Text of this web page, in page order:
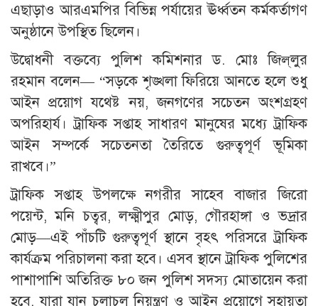
এছাড়াও আরএমপির বিভিন্ন পর্যায়ের ঊর্ধ্বতন কর্মকর্তাগণ
অনুষ্ঠানে উপস্থিত ছিলেন।
উদ্বোধনী বক্তব্যে পুলিশ কমিশনার ড. মোঃ জিল্‌লুর
রহমান বলেন— “সড়কে শৃঙ্খলা ফিরিয়ে আনতে হলে শুধু
আইন প্রয়োগ যথেষ্ট নয়, জনগণের সচেতন অংশগ্রহণ
অপরিহার্য। ট্রাফিক সপ্তাহ সাধারণ মানুষের মধ্যে ট্রাফিক
আইন সম্পর্কে সচেতনতা তৈরিতে গুরুত্বপূর্ণ ভূমিকা
রাখবে।”
ট্রাফিক সপ্তাহ উপলক্ষে নগরীর সাহেব বাজার জিরো
পয়েন্ট, মনি চত্বর, লক্ষ্মীপুর মোড়, গৌরহাঙ্গা ও ভদ্রার
মোড়—এই পাঁচটি গুরুত্বপূর্ণ স্থানে বৃহৎ পরিসরে ট্রাফিক
কার্যক্রম পরিচালনা করা হবে। এসব স্থানে ট্রাফিক পুলিশের
পাশাপাশি অতিরিক্ত ৮০ জন পুলিশ সদস্য মোতায়েন করা
হবে, যারা যান চলাচল নিয়ন্ত্রণ ও আইন প্রয়োগে সহায়তা